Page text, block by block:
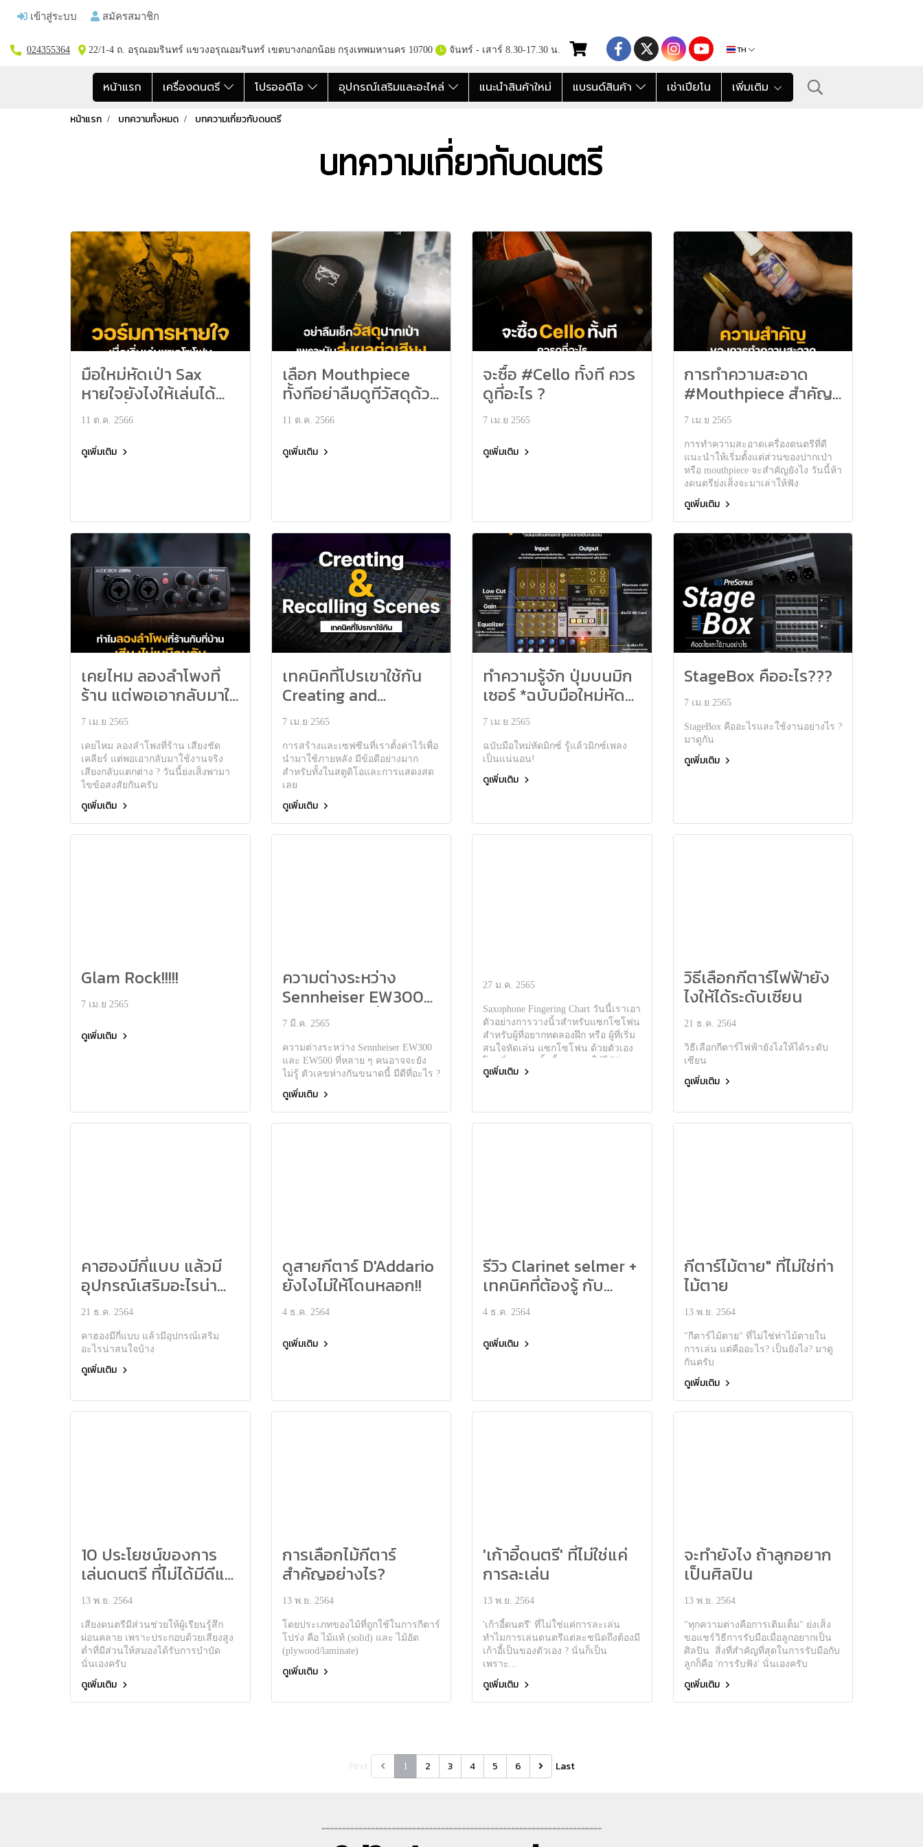
เข้าสู่ระบบ สมัครสมาชิก
024355364 22/1-4 ถ. อรุณอมรินทร์ แขวงอรุณอมรินทร์ เขตบางกอกน้อย กรุงเทพมหานคร 10700 จันทร์ - เสาร์ 8.30-17.30 น. TH
หน้าแรก เครื่องดนตรี โปรออดิโอ อุปกรณ์เสริมและอะไหล่ แนะนำสินค้าใหม่ แบรนด์สินค้า เช่าเปียโน เพิ่มเติม
หน้าแรก บทความทั้งหมด บทความเกี่ยวกับดนตรี
บทความเกี่ยวกับดนตรี
มือใหม่หัดเป่า Sax
หายใจยังไงให้เล่นได้
คล่องขึ้น
11 ต.ค. 2566
ดูเพิ่มเติม
เลือก Mouthpiece
ทั้งทีอย่าลืมดูทีวัสดุด้วย
นะครับ
11 ต.ค. 2566
ดูเพิ่มเติม
จะซื้อ #Cello ทั้งที ควร
ดูที่อะไร ?
7 เม.ย 2565
ดูเพิ่มเติม
การทำความสะอาด
#Mouthpiece สำคัญ
ยังไง
7 เม.ย 2565
การทำความสะอาดเครื่องดนตรีที่ดี
แนะนำให้เริ่มตั้งแต่ส่วนของปากเป่า
หรือ mouthpiece จะสำคัญยังไง วันนี้ห้า
งดนตรีย่งเส็งจะมาเล่าให้ฟัง
ดูเพิ่มเติม
เคยไหม ลองลำโพงที่
ร้าน แต่พอเอากลับมาใช้
งานจริง เสียงกลับแตก
ต่าง ?
7 เม.ย 2565
เคยไหม ลองลำโพงที่ร้าน เสียงชัด
เคลียร์ แต่พอเอากลับมาใช้งานจริง
เสียงกลับแตกต่าง ? วันนี้ย่งเส็งพามา
ไขข้อสงสัยกันครับ
ดูเพิ่มเติม
เทคนิคที่โปรเขาใช้กัน
Creating and
Recalling Scenes
7 เม.ย 2565
การสร้างและเซฟซีนที่เราตั้งค่าไว้เพื่อ
นำมาใช้ภายหลัง มีข้อดีอย่างมาก
สำหรับทั้งในสตูดิโอและการแสดงสด
เลย
ดูเพิ่มเติม
ทำความรู้จัก ปุ่มบนมิก
เซอร์ *ฉบับมือใหม่หัด
มิกซ์
7 เม.ย 2565
ฉบับมือใหม่หัดมิกซ์ รู้แล้วมิกซ์เพลง
เป็นแน่นอน!
ดูเพิ่มเติม
StageBox คืออะไร???
7 เม.ย 2565
StageBox คืออะไรและใช้งานอย่างไร ?
มาดูกัน
ดูเพิ่มเติม
Glam Rock!!!!!
7 เม.ย 2565
ดูเพิ่มเติม
ความต่างระหว่าง
Sennheiser EW300
และ EW500 ที่หลาย ๆ
ห่างกันขนาดนี้ มีดีที่
อะไร ?
7 มี.ค. 2565
ความต่างระหว่าง Sennheiser EW300
และ EW500 ที่หลาย ๆ คนอาจจะยัง
ไม่รู้ ตัวเลขห่างกันขนาดนี้ มีดีที่อะไร ?
ดูเพิ่มเติม
27 ม.ค. 2565
Saxophone Fingering Chart วันนี้เราเอา
ตัวอย่างการวางนิ้วสำหรับแซกโซโฟน
สำหรับผู้ที่อยากทดลองฝึก หรือ ผู้ที่เริ่ม
สนใจหัดเล่น แซกโซโฟน ด้วยตัวเอง
Saxophone ทุกรูปแบบเลยครับ
ดูเพิ่มเติม
วิธีเลือกกีตาร์ไฟฟ้ายัง
ไงให้ได้ระดับเซียน
21 ธ.ค. 2564
วิธีเลือกกีตาร์ไฟฟ้ายังไงให้ได้ระดับ
เซียน
ดูเพิ่มเติม
คาฮองมีกี่แบบ แล้วมี
อุปกรณ์เสริมอะไรน่า
สนใจบ้าง
21 ธ.ค. 2564
คาฮองมีกี่แบบ แล้วมีอุปกรณ์เสริม
อะไรน่าสนใจบ้าง
ดูเพิ่มเติม
ดูสายกีตาร์ D'Addario
ยังไงไม่ให้โดนหลอก!!
4 ธ.ค. 2564
ดูเพิ่มเติม
รีวิว Clarinet selmer +
เทคนิคที่ต้องรู้ กับ
อาจารย์ กฤตยันพล จตุ
4 ธ.ค. 2564
ดูเพิ่มเติม
กีตาร์ไม้ตาย" ที่ไม่ใช่ท่า
ไม้ตาย
13 พ.ย. 2564
"กีตาร์ไม้ตาย" ที่ไม่ใช่ท่าไม้ตายใน
การเล่น แต่คืออะไร? เป็นยังไง? มาดู
กันครับ
ดูเพิ่มเติม
10 ประโยชน์ของการ
เล่นดนตรี ที่ไม่ได้มีดีแค่
ความบันเทิง!
13 พ.ย. 2564
เสียงดนตรีมีส่วนช่วยให้ผู้เรียนรู้สึก
ผ่อนคลาย เพราะประกอบด้วยเสียงสูง
ต่ำที่มีส่วนให้สมองได้รับการบำบัด
นั่นเองครับ
ดูเพิ่มเติม
การเลือกไม้กีตาร์
สำคัญอย่างไร?
13 พ.ย. 2564
โดยประเภทของไม้ที่ถูกใช้ในการกีตาร์
โปร่ง คือ ไม้แท้ (solid) และ ไม้อัด
(plywood/laminate)
ดูเพิ่มเติม
'เก้าอี้ดนตรี' ที่ไม่ใช่แค่
การละเล่น
13 พ.ย. 2564
'เก้าอี้ดนตรี' ที่ไม่ใช่แค่การละเล่น
ทำไมการเล่นดนตรีแต่ละชนิดถึงต้องมี
เก้าอี้เป็นของตัวเอง ? นั่นก็เป็น
เพราะ...
ดูเพิ่มเติม
จะทำยังไง ถ้าลูกอยาก
เป็นศิลปิน
13 พ.ย. 2564
"ทุกความต่างคือการเติมเต็ม" ย่งเส็ง
ขอแชร์วิธีการรับมือเมื่อลูกอยากเป็น
ศิลปิน สิ่งที่สำคัญที่สุดในการรับมือกับ
ลูกก็คือ 'การรับฟัง' นั่นเองครับ
ดูเพิ่มเติม
1 2 3 4 5 6 Last
--------------------------------------------------------------------